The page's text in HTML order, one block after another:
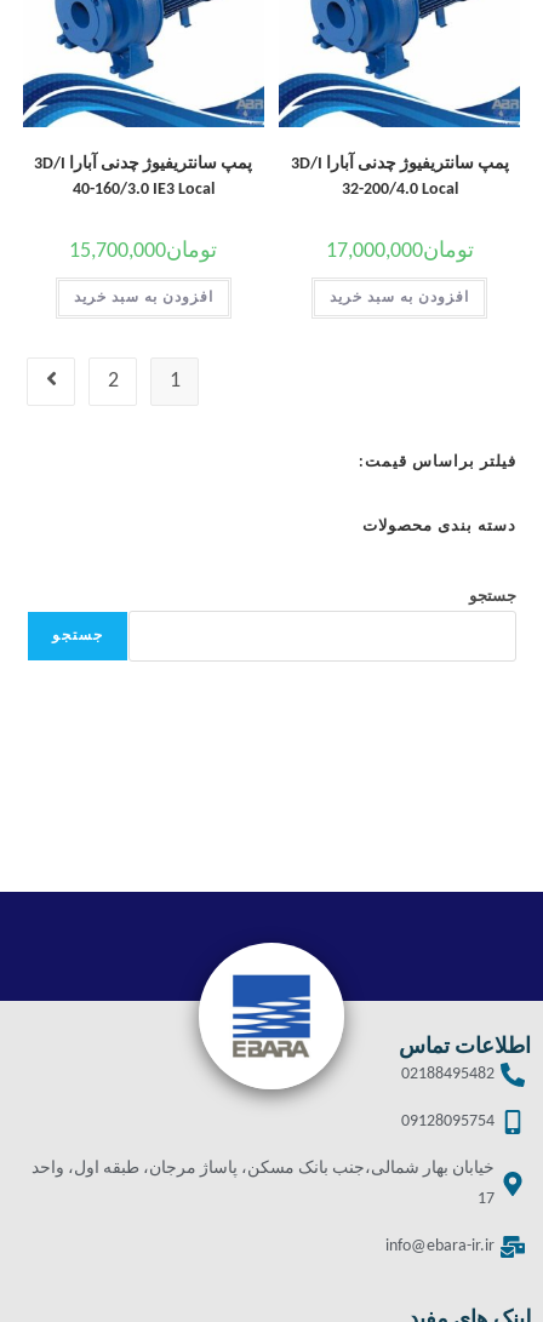
پمپ سانتریفیوژ چدنی آبارا 3D/I
32-200/4.0 Local
تومان17,000,000
افزودن به سبد خرید
پمپ سانتریفیوژ چدنی آبارا 3D/I
40-160/3.0 IE3 Local
تومان15,700,000
افزودن به سبد خرید
1
2
فیلتر براساس قیمت:
دسته بندی محصولات
جستجو
جستجو
اطلاعات تماس
02188495482
09128095754
خیابان بهار شمالی،جنب بانک مسکن، پاساژ مرجان، طبقه اول، واحد
17
info@ebara-ir.ir